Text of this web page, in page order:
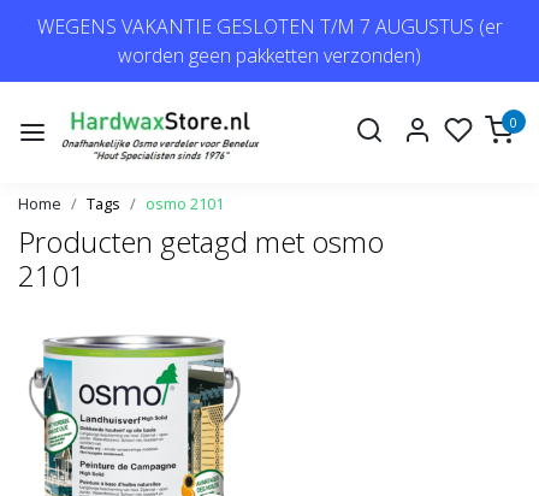
WEGENS VAKANTIE GESLOTEN T/M 7 AUGUSTUS (er
worden geen pakketten verzonden)
0
Home Tags osmo 2101
Producten getagd met osmo
2101